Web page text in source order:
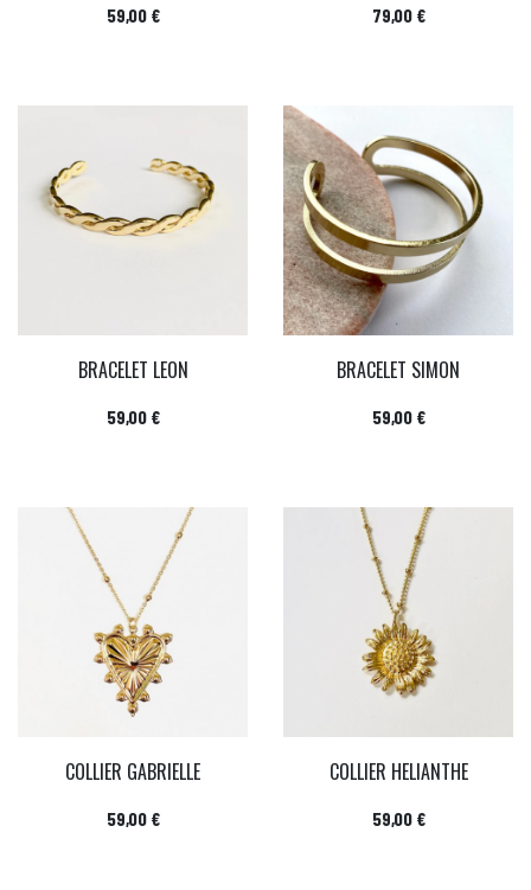
Prix
59,00 € Prix
79,00 €
BRACELET LEON
Prix
59,00 €
BRACELET SIMON
Prix
59,00 €
COLLIER GABRIELLE
Prix
59,00 €
COLLIER HELIANTHE
Prix
59,00 €